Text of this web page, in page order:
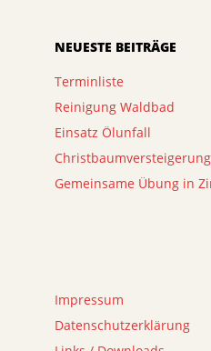
NEUESTE BEITRÄGE
Terminliste
Reinigung Waldbad
Einsatz Ölunfall
Gemeinsame Übung in
Impressum
Datenschutzerklärung